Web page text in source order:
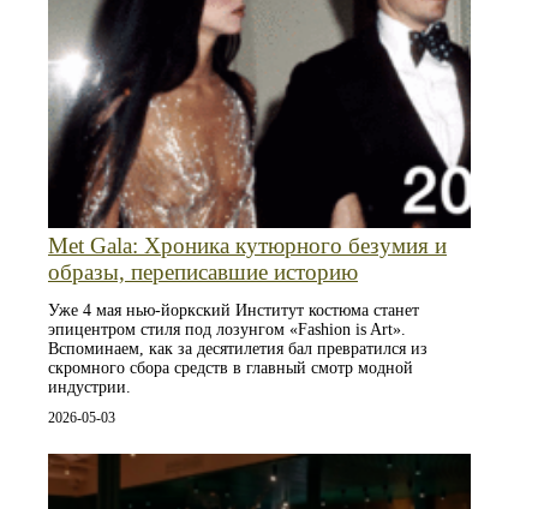
Met Gala: Хроника кутюрного безумия и
образы, переписавшие историю
Уже 4 мая нью-йоркский Институт костюма станет
эпицентром стиля под лозунгом «Fashion is Art».
Вспоминаем, как за десятилетия бал превратился из
скромного сбора средств в главный смотр модной
индустрии.
2026-05-03